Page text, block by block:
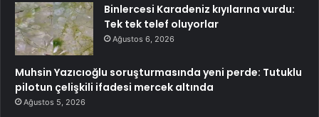
Binlercesi Karadeniz kıyılarına vurdu:
Tek tek telef oluyorlar
Ağustos 6, 2026
Muhsin Yazıcıoğlu soruşturmasında yeni perde: Tutuklu
pilotun çelişkili ifadesi mercek altında
Ağustos 5, 2026